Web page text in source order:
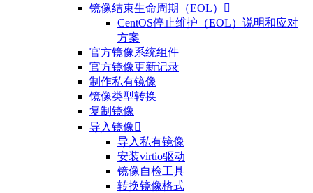
镜像结束生命周期（EOL）

CentOS停止维护（EOL）说明和应对
方案
官方镜像系统组件
官方镜像更新记录
制作私有镜像
镜像类型转换
复制镜像
导入镜像
导入私有镜像
安装virtio驱动
镜像自检工具
转换镜像格式